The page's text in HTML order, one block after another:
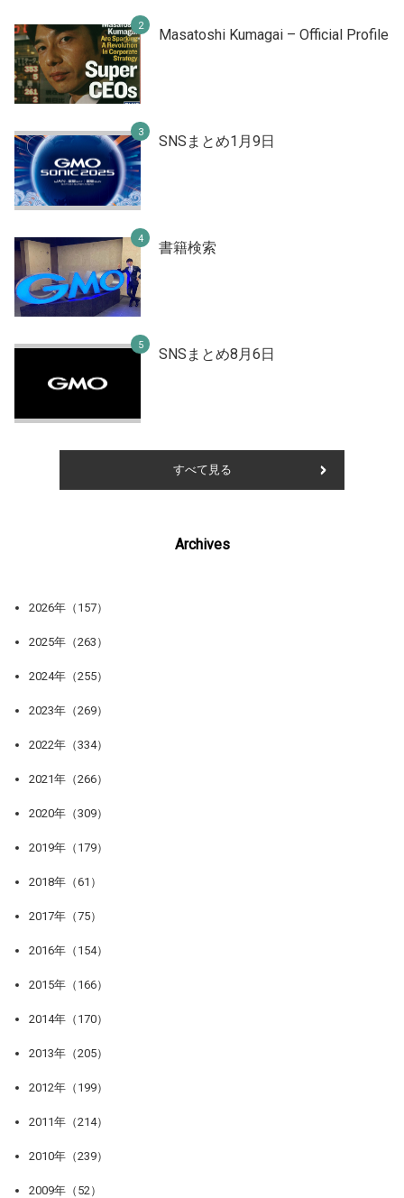
Masatoshi Kumagai – Official Profile
SNSまとめ1月9日
書籍検索
SNSまとめ8月6日
すべて見る
Archives
2026年（157）
2025年（263）
2024年（255）
2023年（269）
2022年（334）
2021年（266）
2020年（309）
2019年（179）
2018年（61）
2017年（75）
2016年（154）
2015年（166）
2014年（170）
2013年（205）
2012年（199）
2011年（214）
2010年（239）
2009年（52）